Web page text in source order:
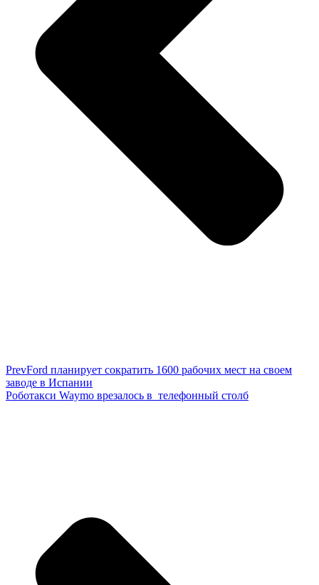
PrevFord планирует сократить 1600 рабочих мест на своем
заводе в Испании
Роботакси Waymo врезалось в телефонный столб